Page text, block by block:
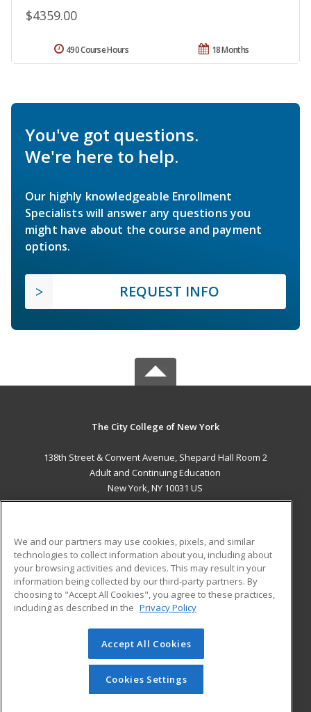
$4359.00
18 Months
490 Course Hours
You've got questions.
We're here to help.
Our highly knowledgeable Enrollment
Specialists will answer any questions you
might have about the course and payment
options.
REQUEST INFO
The City College of New York
138th Street & Convent Avenue, Shepard Hall Room 2
Adult and Continuing Education
New York, NY 10031 US
ADDITIONAL RESOURCES
Military
Financial Assistance
Help
Student Blog
© 2026 ed2go, a division of Cengage Learning. All rights
reserved. The material on this site cannot be reproduced or
redistributed unless you have obtained prior written
permission from Cengage Learning.Privacy Policy
We and our partners may use cookies, pixels, and similar
technologies to collect information about you, including about
your browsing activities and devices. This may result in your
information being collected by our third-party partners. By
choosing to "Accept All Cookies", you agree to these practices,
including as described in the Privacy Policy
Accept All Cookies
Cookies Settings